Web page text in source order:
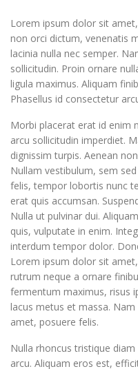
Lorem ipsum dolor sit
non orci dictum, venenatis
lacinia nulla nec semper.
sollicitudin. Proin ornare
ligula maximus. Aliquam
Phasellus id consectetur
Morbi placerat erat id enim
arcu sollicitudin imperdiet.
dignissim turpis. Aenean
Nullam vestibulum, sem
felis, tempor lobortis nunc
erat quis accumsan.
Nulla ut pulvinar dui.
quis, vulputate in enim.
interdum tempor dolor.
Lorem ipsum dolor sit
rutrum neque a ornare
fermentum maximus, risus
lacus metus et massa.
amet, posuere felis.
Nulla rhoncus tristique
arcu. Aliquam eros est,